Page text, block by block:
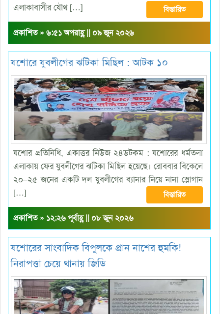
এলাকাবাসীর যৌথ […]
বিস্তারিত
প্রকাশিত » ৬:৫১ অপরাহ্ণ || ০৯ জুন ২০২৬
যশোরে যুবলীগের ঝটিকা মিছিল : আটক ১০
যশোর প্রতিনিধি, একাত্তর নিউজ ২৪ডটকম : যশোরের ধর্মতলা
এলাকায় ফের যুবলীগের ঝটিকা মিছিল হয়েছে। রোববার বিকেলে
২০–২৫ জনের একটি দল যুবলীগের ব্যানার নিয়ে নানা স্লোগান
[…]
বিস্তারিত
প্রকাশিত » ১২:২৬ পূর্বাহ্ণ || ০৮ জুন ২০২৬
যশোরের সাংবাদিক বিপুলকে প্রান নাশের হুমকি!
নিরাপত্তা চেয়ে থানায় জিডি